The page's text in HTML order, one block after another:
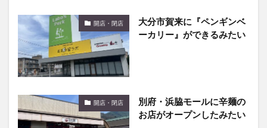
開店・閉店
大分市賀来に『ペンギンベ
ーカリー』ができるみたい
開店・閉店
別府・浜脇モールに辛麺の
お店がオープンしたみたい